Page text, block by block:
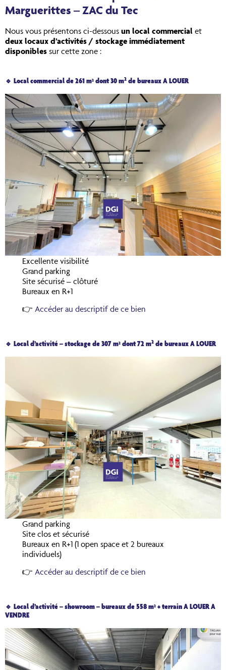
Marguerittes – ZAC du Tec
Nous vous présentons ci-dessous un local commercial et
deux locaux d’activités / stockage immédiatement
disponibles sur cette zone :
🔹 Local commercial de 261 m² dont 30 m2 de bureaux A LOUER
Excellente visibilité
Grand parking
Site sécurisé – clôturé
Bureaux en R+1
👉 Accéder au descriptif de ce bien
🔹 Local d’activité – stockage de 307 m² dont 72 m2 de bureaux A LOUER
Grand parking
Site clos et sécurisé
Bureaux en R+1 (1 open space et 2 bureaux
individuels)
👉 Accéder au descriptif de ce bien
🔹 Local d’activité – showroom – bureaux de 558 m² + terrain A LOUER A
VENDRE